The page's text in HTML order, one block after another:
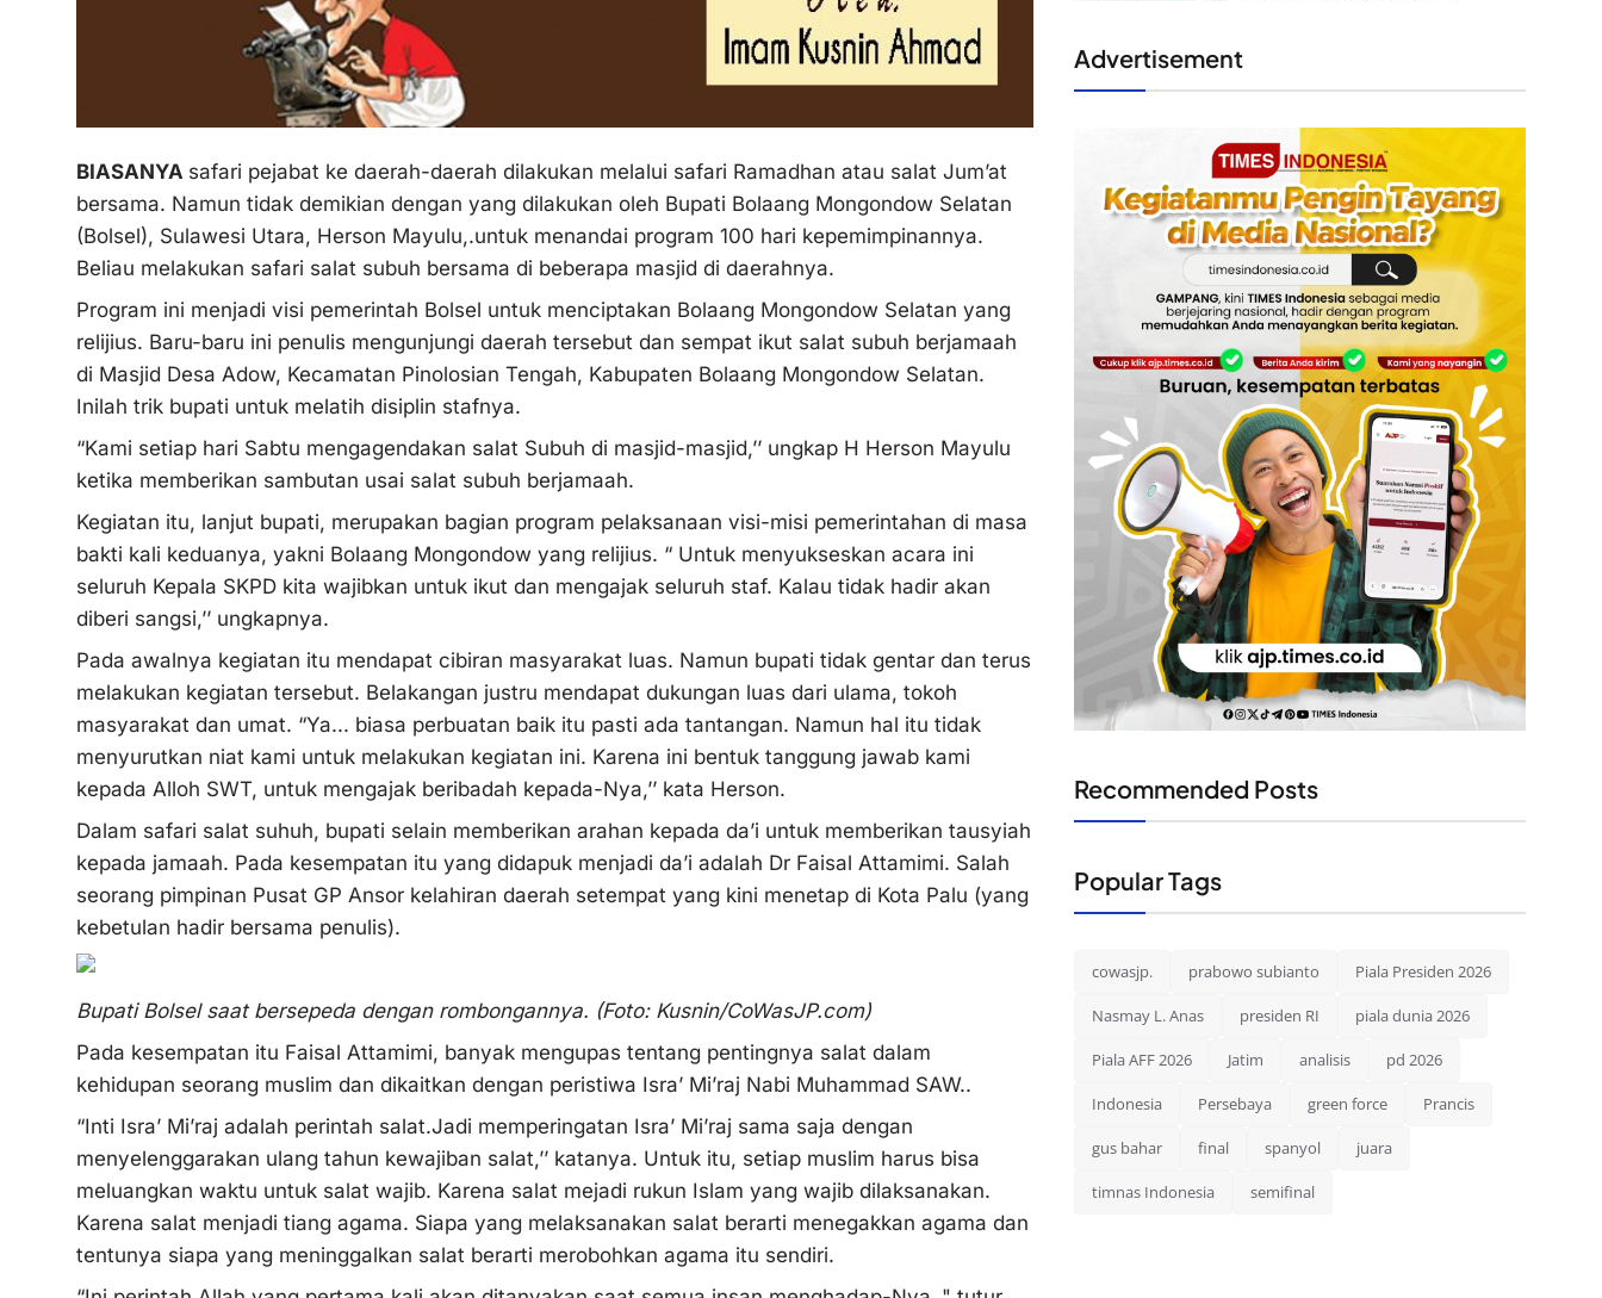
BIASANYA safari pejabat ke daerah-daerah dilakukan melalui safari Ramadhan atau salat Jum’at
bersama. Namun tidak demikian dengan yang dilakukan oleh Bupati Bolaang Mongondow Selatan
(Bolsel), Sulawesi Utara, Herson Mayulu,.untuk menandai program 100 hari kepemimpinannya.
Beliau melakukan safari salat subuh bersama di beberapa masjid di daerahnya.
Program ini menjadi visi pemerintah Bolsel untuk menciptakan Bolaang Mongondow Selatan yang
relijius. Baru-baru ini penulis mengunjungi daerah tersebut dan sempat ikut salat subuh berjamaah
di Masjid Desa Adow, Kecamatan Pinolosian Tengah, Kabupaten Bolaang Mongondow Selatan.
Inilah trik bupati untuk melatih disiplin stafnya.
“Kami setiap hari Sabtu mengagendakan salat Subuh di masjid-masjid,’’ ungkap H Herson Mayulu
ketika memberikan sambutan usai salat subuh berjamaah.
Kegiatan itu, lanjut bupati, merupakan bagian program pelaksanaan visi-misi pemerintahan di masa
bakti kali keduanya, yakni Bolaang Mongondow yang relijius. “ Untuk menyukseskan acara ini
seluruh Kepala SKPD kita wajibkan untuk ikut dan mengajak seluruh staf. Kalau tidak hadir akan
diberi sangsi,’’ ungkapnya.
Pada awalnya kegiatan itu mendapat cibiran masyarakat luas. Namun bupati tidak gentar dan terus
melakukan kegiatan tersebut. Belakangan justru mendapat dukungan luas dari ulama, tokoh
masyarakat dan umat. “Ya... biasa perbuatan baik itu pasti ada tantangan. Namun hal itu tidak
menyurutkan niat kami untuk melakukan kegiatan ini. Karena ini bentuk tanggung jawab kami
kepada Alloh SWT, untuk mengajak beribadah kepada-Nya,’’ kata Herson.
Dalam safari salat suhuh, bupati selain memberikan arahan kepada da’i untuk memberikan tausyiah
kepada jamaah. Pada kesempatan itu yang didapuk menjadi da’i adalah Dr Faisal Attamimi. Salah
seorang pimpinan Pusat GP Ansor kelahiran daerah setempat yang kini menetap di Kota Palu (yang
kebetulan hadir bersama penulis).
Bupati Bolsel saat bersepeda dengan rombongannya. (Foto: Kusnin/CoWasJP.com)
Pada kesempatan itu Faisal Attamimi, banyak mengupas tentang pentingnya salat dalam
kehidupan seorang muslim dan dikaitkan dengan peristiwa Isra’ Mi’raj Nabi Muhammad SAW..
“Inti Isra’ Mi’raj adalah perintah salat.Jadi memperingatan Isra’ Mi’raj sama saja dengan
menyelenggarakan ulang tahun kewajiban salat,’’ katanya. Untuk itu, setiap muslim harus bisa
meluangkan waktu untuk salat wajib. Karena salat mejadi rukun Islam yang wajib dilaksanakan.
Karena salat menjadi tiang agama. Siapa yang melaksanakan salat berarti menegakkan agama dan
tentunya siapa yang meninggalkan salat berarti merobohkan agama itu sendiri.
Advertisement
Recommended Posts
Popular Tags
cowasjp. prabowo subianto Piala Presiden 2026
Nasmay L. Anas presiden RI piala dunia 2026
Piala AFF 2026 Jatim analisis pd 2026
Indonesia Persebaya green force Prancis
gus bahar final spanyol juara
timnas Indonesia semifinal